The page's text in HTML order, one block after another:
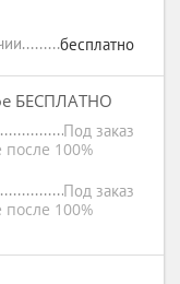
бесплатно
БЕСПЛАТНО
Под заказ
100%
Под заказ
100%